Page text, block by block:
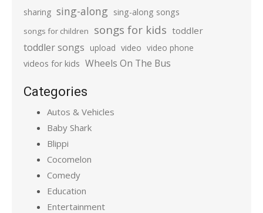
sharing sing-along sing-along songs
songs for children songs for kids toddler
toddler songs upload video video phone
videos for kids Wheels On The Bus
Categories
Autos & Vehicles
Baby Shark
Blippi
Cocomelon
Comedy
Education
Entertainment